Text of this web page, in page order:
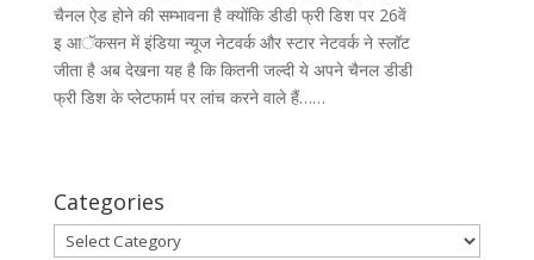
चैनल ऐड होने की सम्भावना है क्योंकि डीडी फ्री डिश पर 26वें
इ आॅकसन में इंडिया न्यूज नेटवर्क और स्टार नेटवर्क ने स्लॉट
जीता है अब देखना यह है कि कितनी जल्दी ये अपने चैनल डीडी
फ्री डिश के प्लेटफार्म पर लांच करने वाले हैं……
Categories
Categories